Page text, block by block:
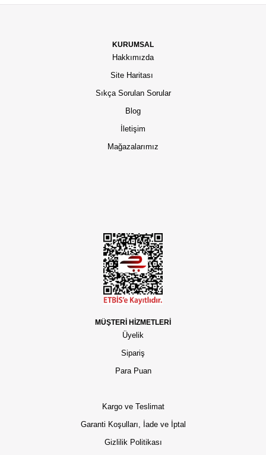
KURUMSAL
Hakkımızda
Site Haritası
Sıkça Sorulan Sorular
Blog
İletişim
Mağazalarımız
MÜŞTERİ HİZMETLERİ
Üyelik
Sipariş
Para Puan
Kargo ve Teslimat
Garanti Koşulları, İade ve İptal
Gizlilik Politikası